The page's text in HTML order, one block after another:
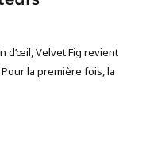
d’œil, Velvet Fig revient
la première fois, la